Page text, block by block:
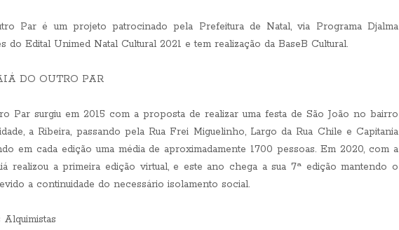
Par é um projeto patrocinado pela Prefeitura de Natal, via Programa Djalma
do Edital Unimed Natal Cultural 2021 e tem realização da BaseB Cultural.
DO OUTRO PAR
Par surgiu em 2015 com a proposta de realizar uma festa de São João no bairro
a Ribeira, passando pela Rua Frei Miguelinho, Largo da Rua Chile e Capitania
em cada edição uma média de aproximadamente 1700 pessoas. Em 2020, com a
realizou a primeira edição virtual, e este ano chega a sua 7ª edição mantendo o
a continuidade do necessário isolamento social.